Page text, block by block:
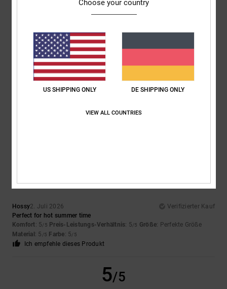
Größe
Zu klein Zu groß
Hossy2. Juli 2026
Verifizierter Kauf
Perfect for hot summer time
Komfort: 5/5 Preis-Leistungs-Verhältnis: 5/5 Größe: Perfekte Größe
Material : 5 /5 Farbe: 5/5
Ich empfehle dieses Produkt
5/5
Choose your country
US SHIPPING ONLY DE SHIPPING ONLY
VIEW ALL COUNTRIES